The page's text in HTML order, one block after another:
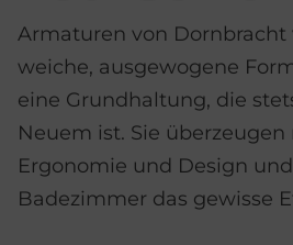
Armaturen von Dornbracht
weiche, ausgewogene
eine Grundhaltung, die
Neuem ist. Sie
Ergonomie und Design
Badezimmer das gewisse